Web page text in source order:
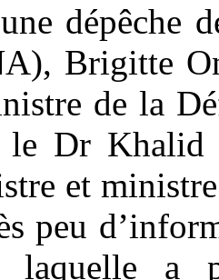
dépêche
Brigitte
de la
le Dr
et
peu
laquelle a